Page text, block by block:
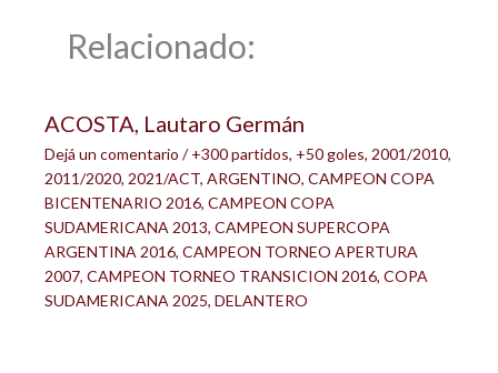
Relacionado:
ACOSTA, Lautaro Germán
Dejá un comentario /+300 partidos, +50 goles, 2001/2010,
2011/2020, 2021/ACT, ARGENTINO, CAMPEON COPA
BICENTENARIO 2016, CAMPEON COPA
SUDAMERICANA 2013, CAMPEON SUPERCOPA
ARGENTINA 2016, CAMPEON TORNEO APERTURA
2007, CAMPEON TORNEO TRANSICION 2016, COPA
SUDAMERICANA 2025, DELANTERO